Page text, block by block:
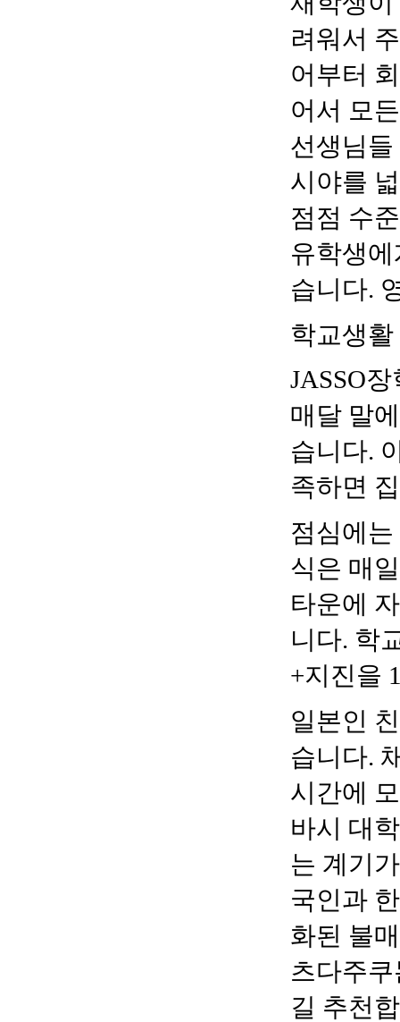
려워서
어부터
어서 모
선생님
시야를
점점 수
유학생
습니다.
학교생활
JASSO
매달 말
습니다.
족하면
점심에
식은 매
타운에
니다. 학
+지진을
일본인
습니다.
시간에
바시 대
는 계기
국인과
화된 불
츠다주
길 추천